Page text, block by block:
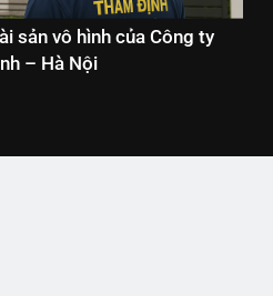
sản vô hình của Công ty
– Hà Nội